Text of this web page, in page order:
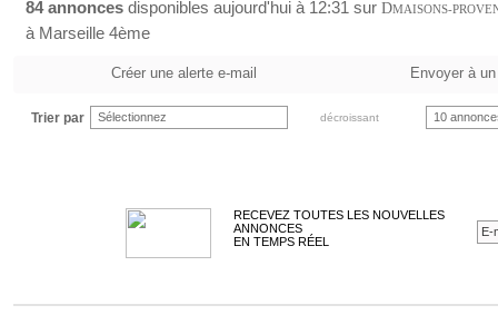
84 annonces disponibles aujourd'hui à 12:31 sur DMAISONS-
à Marseille 4ème
Créer une alerte e-mail Envoyer à
Trier par Sélectionnez décroissant 10
RECEVEZ TOUTES LES NOUVELLES
ANNONCES
EN TEMPS RÉEL